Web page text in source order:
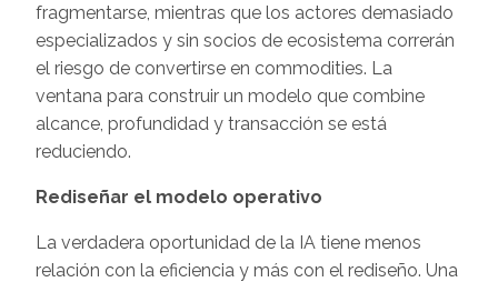
fragmentarse, mientras que los actores demasiado
especializados y sin socios de ecosistema correrán
el riesgo de convertirse en commodities. La
ventana para construir un modelo que combine
alcance, profundidad y transacción se está
reduciendo.
Rediseñar el modelo operativo
La verdadera oportunidad de la IA tiene menos
relación con la eficiencia y más con el rediseño. Una